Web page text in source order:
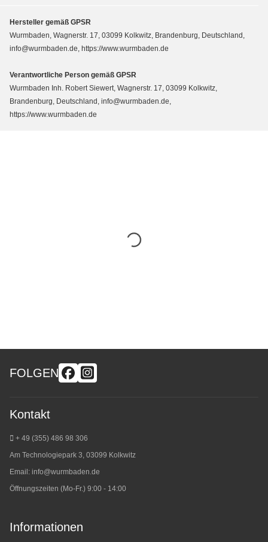
Hersteller gemäß GPSR
Wurmbaden, Wagnerstr. 17, 03099 Kolkwitz, Brandenburg, Deutschland,
info@wurmbaden.de, https://www.wurmbaden.de
Verantwortliche Person gemäß GPSR
Wurmbaden Inh. Robert Siewert, Wagnerstr. 17, 03099 Kolkwitz,
Brandenburg, Deutschland, info@wurmbaden.de,
https://www.wurmbaden.de
FOLGEN
Kontakt
+ 49 (355) 486 98 306
Am Technologiepark 3, 03099 Kolkwitz
Email: info@wurmbaden.de
Öffnungszeiten (Mo-Fr.) 9:00 - 14:00
Informationen